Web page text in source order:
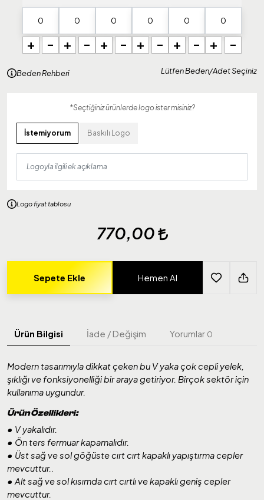
+ - + - + - + - + - + -
Beden Rehberi Lütfen Beden/Adet Seçiniz
*Seçtiğiniz ürünlerde logo ister misiniz?
İstemiyorum Baskılı Logo
Logo fiyat tablosu
770,00
Sepete Ekle Hemen Al
Ürün Bilgisi İade / Değişim Yorumlar 0
Modern tasarımıyla dikkat çeken bu V yaka çok cepli yelek,
şıklığı ve fonksiyonelliği bir araya getiriyor. Birçok sektör için
kullanıma uygundur.
Ürün Özellikleri:
• V yakalıdır.
• Ön ters fermuar kapamalıdır.
• Üst sağ ve sol göğüste cırt cırt kapaklı yapıştırma cepler
mevcuttur..
• Alt sağ ve sol kısımda cırt cırtlı ve kapaklı geniş cepler
mevcuttur.